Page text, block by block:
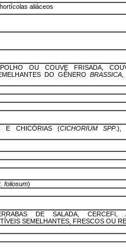
aliáceos
OU COUVE FRISADA,
DO GÊNERO BRASSICA
E CHICÓRIAS (CICHORIUM SPP.),
foliosum)
DE SALADA, CERCEFI,
SEMELHANTES, FRESCOS OU